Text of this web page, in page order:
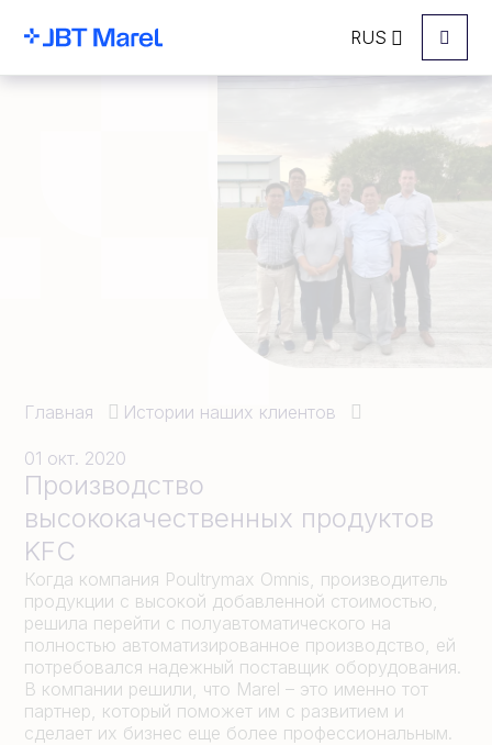
RUS Menu
Главная Истории наших клиентов
01 окт. 2020
Производство
высококачественных продуктов
KFC
Когда компания Poultrymax Omnis, производитель
продукции с высокой добавленной стоимостью,
решила перейти с полуавтоматического на
полностью автоматизированное производство, ей
потребовался надежный поставщик оборудования.
В компании решили, что Marel – это именно тот
партнер, который поможет им с развитием и
сделает их бизнес еще более профессиональным.